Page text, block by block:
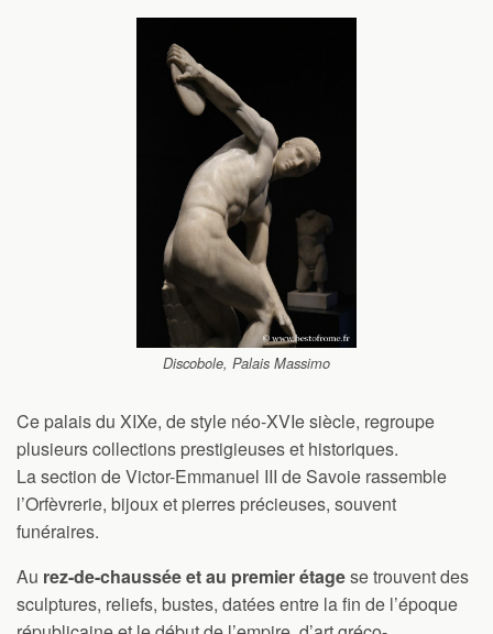
Discobole, Palais Massimo
Ce palais du XIXe, de style néo-XVIe siècle, regroupe
plusieurs collections prestigieuses et historiques.
La section de Victor-Emmanuel III de Savoie rassemble
l’Orfèvrerie, bijoux et pierres précieuses, souvent
funéraires.
Au rez-de-chaussée et au premier étagese trouvent des
sculptures, reliefs, bustes, datées entre la fin de l’époque